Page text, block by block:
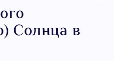
Солнца в